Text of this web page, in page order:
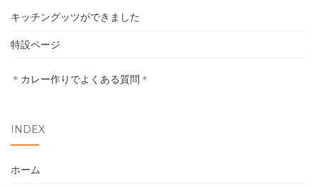
スパイスショップ
イベント
キッチングッツができました
特設ページ
＊ カレー作りでよくある質問 ＊
INDEX
ホーム